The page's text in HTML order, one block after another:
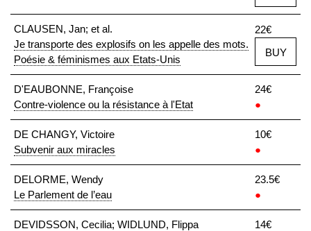
CLAUSEN, Jan; et al.
Je transporte des explosifs on les appelle des mots.
Poésie & féminismes aux Etats-Unis
22€
BUY
D'EAUBONNE, Françoise
Contre-violence ou la résistance à l'Etat
24€
●
DE CHANGY, Victoire
Subvenir aux miracles
10€
●
DELORME, Wendy
Le Parlement de l’eau
23.5€
●
DEVIDSSON, Cecilia; WIDLUND, Flippa
14€